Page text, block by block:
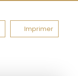
Imprimer